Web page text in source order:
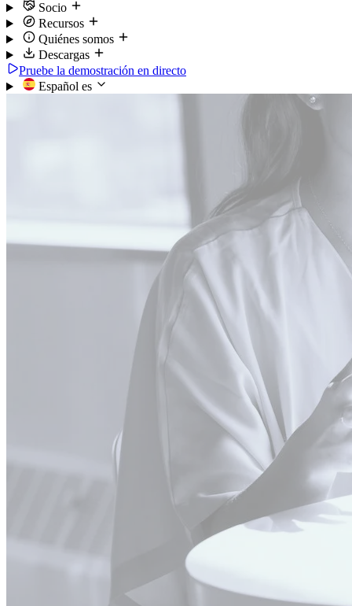
Socio
Recursos
Quiénes somos
Descargas
Pruebe la demostración en directo
Español es